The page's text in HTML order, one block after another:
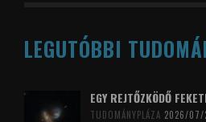
LEGUTÓBBI
EGY REJTŐZKÖDŐ
TUDOMÁNYPLÁZA 2026/07/